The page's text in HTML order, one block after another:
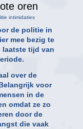
oren
intimidaties
de politie in
mee bezig te
laatste tijd van
over de
voor
in de
omdat ze zo
door de
die vaak